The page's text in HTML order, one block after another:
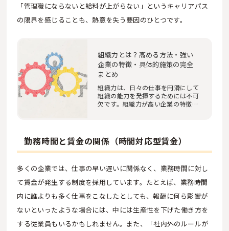
「管理職にならないと給料が上がらない」というキャリアパス
の限界を感じることも、熱意を失う要因のひとつです。
組織力とは？高める方法・強い
企業の特徴・具体的施策の完全
まとめ
組織力は、日々の仕事を円滑にして
組織の能力を発揮するためには不可
欠です。組織力が高い企業の特徴
勤務時間と賃金の関係（時間対応型賃金）
多くの企業では、仕事の早い遅いに関係なく、業務時間に対し
て賃金が発生する制度を採用しています。たとえば、業務時間
内に誰よりも多く仕事をこなしたとしても、報酬に何ら影響が
ないといったような場合には、中には生産性を下げた働き方を
する従業員もいるかもしれません。また、「社内外のルールが